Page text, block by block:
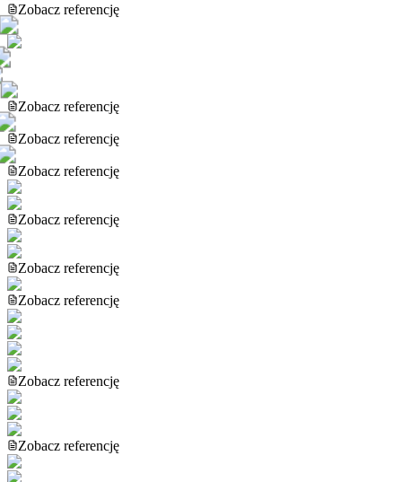
Zobacz referencję
Zobacz referencję
Zobacz referencję
Zobacz referencję
Zobacz referencję
Zobacz referencję
Zobacz referencję
Zobacz referencję
Zobacz referencję